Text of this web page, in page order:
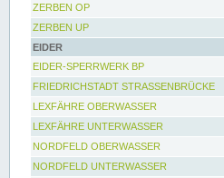
ZERBEN OP
ZERBEN UP
EIDER
EIDER-SPERRWERK BP
FRIEDRICHSTADT STRASSENBRÜCKE
LEXFÄHRE OBERWASSER
LEXFÄHRE UNTERWASSER
NORDFELD OBERWASSER
NORDFELD UNTERWASSER